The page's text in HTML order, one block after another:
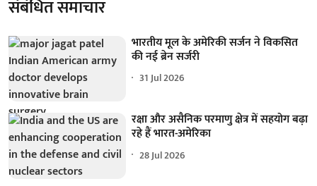
संबंधित समाचार
भारतीय मूल के अमेरिकी सर्जन ने विकसित
की नई ब्रेन सर्जरी
31 Jul 2026
रक्षा और असैनिक परमाणु क्षेत्र में सहयोग बढ़ा
रहे हैं भारत-अमेरिका
28 Jul 2026